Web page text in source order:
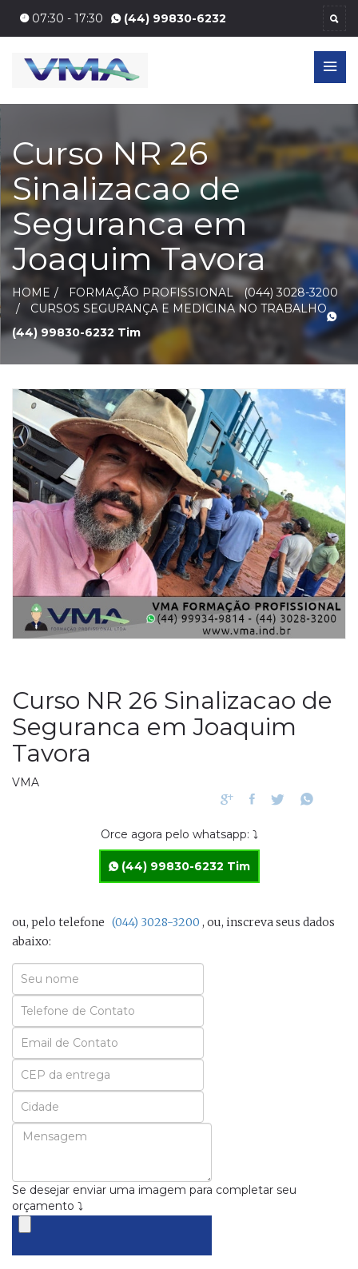
07:30 - 17:30 (44) 99830-6232
Curso NR 26
Sinalizacao de
Seguranca em
Joaquim Tavora
HOME
FORMAÇÃO PROFISSIONAL
CURSOS SEGURANÇA E MEDICINA NO TRABALHO
(044) 3028-3200
(44) 99830-6232 Tim
Curso NR 26 Sinalizacao de
Seguranca em Joaquim
Tavora
VMA
Orce agora pelo whatsapp: ⤵
(44) 99830-6232 Tim
ou, pelo telefone (044) 3028-3200 , ou, inscreva seus dados
abaixo:
Seu
Nome
Seu
Email
Se desejar enviar uma imagem para completar seu
orçamento ⤵